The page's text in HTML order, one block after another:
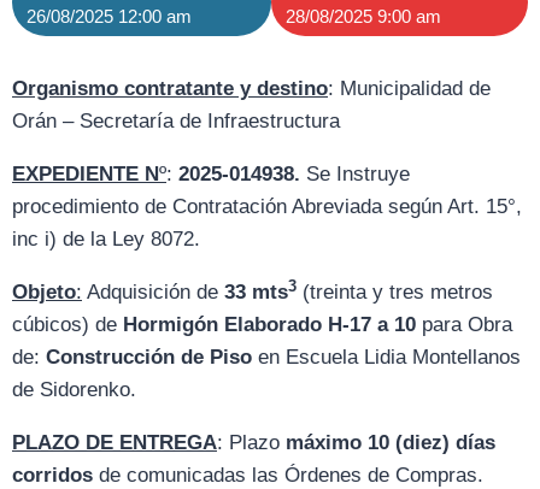
26/08/2025 12:00 am
28/08/2025 9:00 am
Organismo contratante y destino: Municipalidad de
Orán – Secretaría de Infraestructura
EXPEDIENTE Nº: 2025-014938. Se Instruye
procedimiento de Contratación Abreviada según Art. 15°,
inc i) de la Ley 8072.
Objeto: Adquisición de 33 mts3 (treinta y tres metros
cúbicos) de Hormigón Elaborado H-17 a 10 para Obra
de: Construcción de Piso en Escuela Lidia Montellanos
de Sidorenko.
PLAZO DE ENTREGA: Plazo máximo 10 (diez) días
corridos de comunicadas las Órdenes de Compras.